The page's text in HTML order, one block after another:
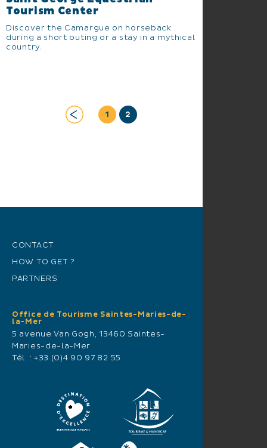
Tourism Center
Discover the Camargue on horseback
during a short outing or a stay in a mythical
country.
1 2
CONTACT
HOW TO GET ?
PARTNERS
Office de Tourisme Saintes-Maries-de-
la-Mer
5 avenue Van Gogh, 13460 Saintes-
Maries-de-la-Mer
Tél. : +33 (0)4 90 97 82 55